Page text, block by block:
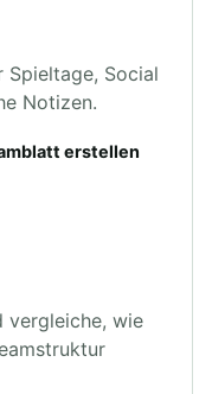
Spieltage, Social
Notizen.
erstellen
vergleiche, wie